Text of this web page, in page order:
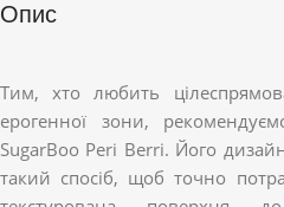
Опис
Тим, хто любить
ерогенної зони,
SugarBoo Peri Berri. Його
такий спосіб, щоб точно